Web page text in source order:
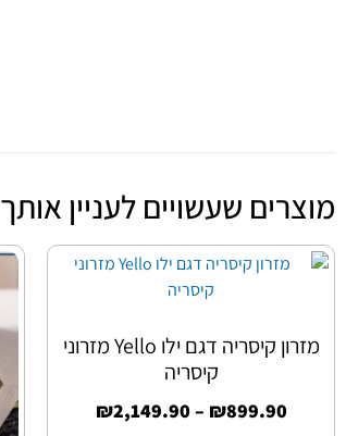
מוצרים שעשויים לעניין אותך
מזרון קיסריה דגם ילו Yello מזרוני
קיסריה
₪899.90
–
₪2,149.90